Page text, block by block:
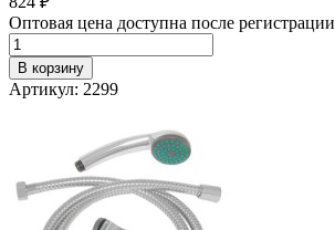
Оптовая цена доступна после регистрации
В корзину
Артикул: 2299